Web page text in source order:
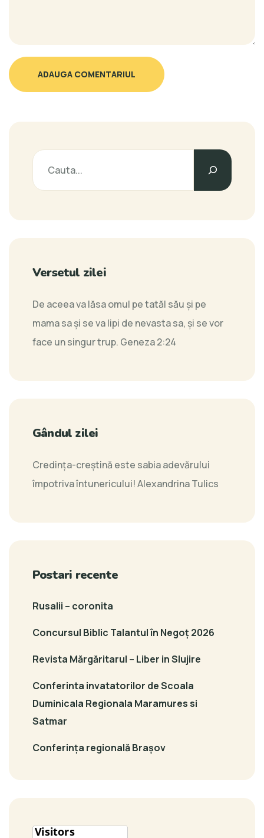
ADAUGA COMENTARIUL
Versetul zilei
De aceea va lăsa omul pe tatăl său şi pe
mama sa şi se va lipi de nevasta sa, şi se vor
face un singur trup. Geneza 2:24
Gândul zilei
Credinţa-creştină este sabia adevărului
împotriva întunericului!Alexandrina Tulics
Postari recente
Rusalii – coronita
Concursul Biblic Talantul în Negoț 2026
Revista Mărgăritarul – Liber in Slujire
Conferinta invatatorilor de Scoala
Duminicala Regionala Maramures si
Satmar
Conferința regională Brașov